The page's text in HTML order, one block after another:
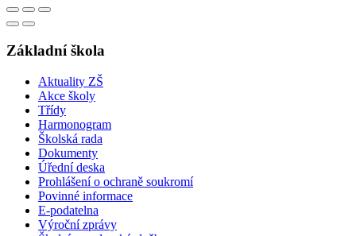
Základní škola
Aktuality ZŠ
Akce školy
Třídy
Harmonogram
Školská rada
Dokumenty
Úřední deska
Prohlášení o ochraně soukromí
Povinné informace
E-podatelna
Výroční zprávy